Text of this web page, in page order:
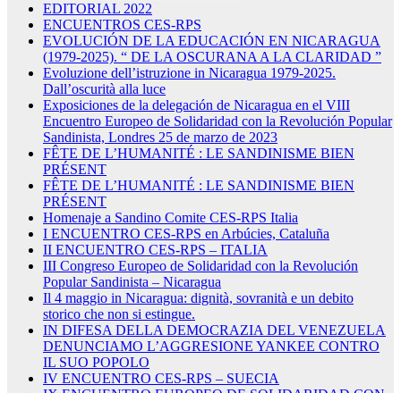
EDITORIAL 2022
ENCUENTROS CES-RPS
EVOLUCIÓN DE LA EDUCACIÓN EN NICARAGUA
(1979-2025). “ DE LA OSCURANA A LA CLARIDAD ”
Evoluzione dell’istruzione in Nicaragua 1979-2025.
Dall’oscurità alla luce
Exposiciones de la delegación de Nicaragua en el VIII
Encuentro Europeo de Solidaridad con la Revolución Popular
Sandinista, Londres 25 de marzo de 2023
FÊTE DE L’HUMANITÉ : LE SANDINISME BIEN
PRÉSENT
FÊTE DE L’HUMANITÉ : LE SANDINISME BIEN
PRÉSENT
Homenaje a Sandino Comite CES-RPS Italia
I ENCUENTRO CES-RPS en Arbúcies, Cataluña
II ENCUENTRO CES-RPS – ITALIA
III Congreso Europeo de Solidaridad con la Revolución
Popular Sandinista – Nicaragua
Il 4 maggio in Nicaragua: dignità, sovranità e un debito
storico che non si estingue.
IN DIFESA DELLA DEMOCRAZIA DEL VENEZUELA
DENUNCIAMO L’AGGRESIONE YANKEE CONTRO
IL SUO POPOLO
IV ENCUENTRO CES-RPS – SUECIA